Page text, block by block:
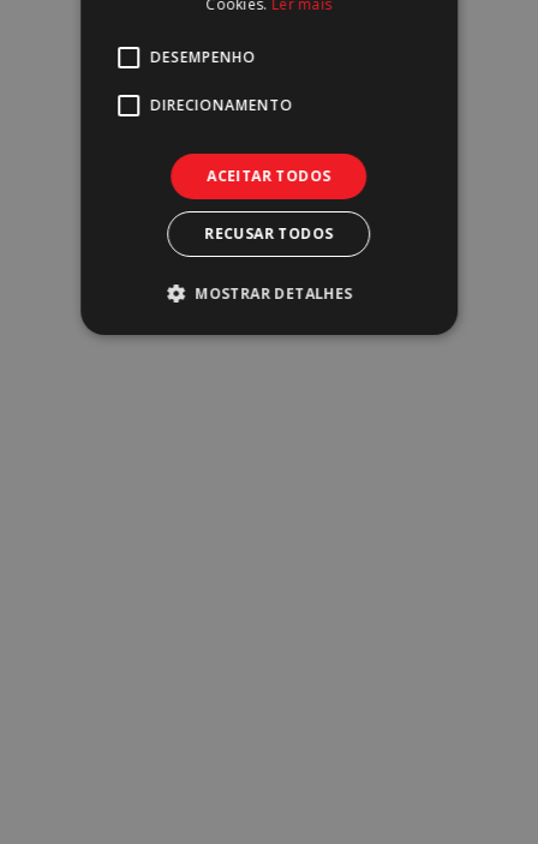
Residências de Estudantes
DESEMPENHO
DIRECIONAMENTO
ACEITAR TODOS
RECUSAR TODOS
MOSTRAR DETALHES